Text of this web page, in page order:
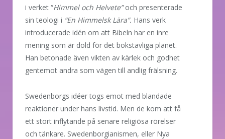
i verket “Himmel och Helvete”och presenterade
sin teologi i “En Himmelsk Lära”. Hans verk
introducerade idén om att Bibeln har en inre
mening som är dold för det bokstavliga planet.
Han betonade även vikten av kärlek och godhet
gentemot andra som vägen till andlig frälsning.
Swedenborgs idéer togs emot med blandade
reaktioner under hans livstid. Men de kom att få
ett stort inflytande på senare religiösa rörelser
och tänkare. Swedenborgianismen, eller Nya